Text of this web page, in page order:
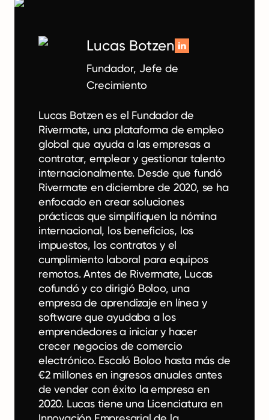
Lucas Botzen
Fundador, Jefe de
Crecimiento
Lucas Botzen es el Fundador de
Rivermate, una plataforma de empleo
global que ayuda a las empresas a
contratar, emplear y gestionar talento
internacionalmente. Desde que fundó
Rivermate en diciembre de 2020, se ha
enfocado en crear soluciones
prácticas que simplifiquen la nómina
internacional, los beneficios, los
impuestos, los contratos y el
cumplimiento laboral para equipos
remotos. Antes de Rivermate, Lucas
cofundó y co dirigió Boloo, una
empresa de aprendizaje en línea y
software que ayudaba a los
emprendedores a iniciar y hacer
crecer negocios de comercio
electrónico. Escaló Boloo hasta más de
€2 millones en ingresos anuales antes
de vender con éxito la empresa en
2020. Lucas tiene una Licenciatura en